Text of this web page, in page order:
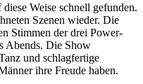
Weise schnell gefunden.
Szenen wieder. Die
Stimmen der drei Power-
Abends. Die Show
und schlagfertige
ihre Freude haben.